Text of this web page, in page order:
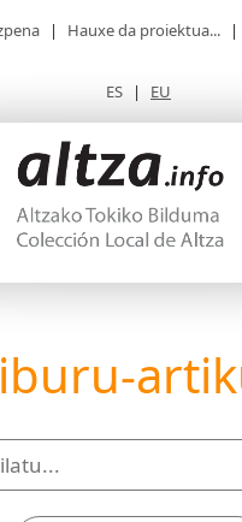
| Hauxe da proiektua... |
ES | EU